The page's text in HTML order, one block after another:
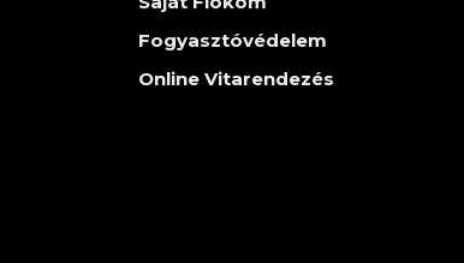
Fogyasztóvédelem
Online Vitarendezés